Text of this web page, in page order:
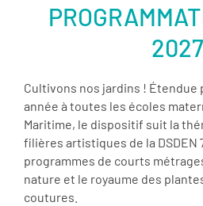
2027
Cultivons nos jardins ! Étendue
année à toutes les écoles
Maritime, le dispositif suit la
filières artistiques de la DSDEN
programmes de courts
nature et le royaume des
coutures.